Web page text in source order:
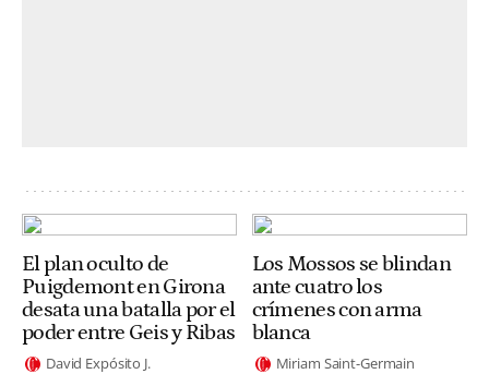
El plan oculto de
Puigdemont en Girona
desata una batalla por el
poder entre Geis y Ribas
David Expósito J.
Los Mossos se blindan
ante cuatro los
crímenes con arma
blanca
Miriam Saint-Germain